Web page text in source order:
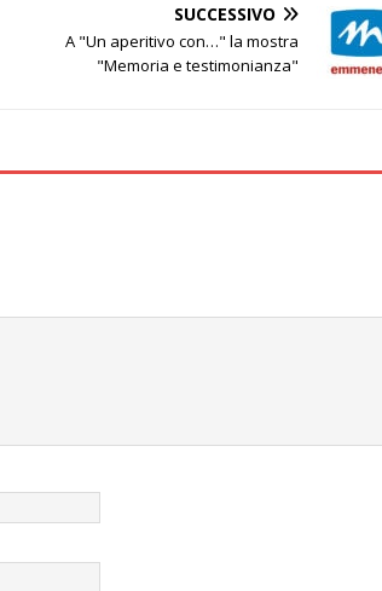
SUCCESSIVO
A "Un aperitivo con…" la mostra
"Memoria e testimonianza"